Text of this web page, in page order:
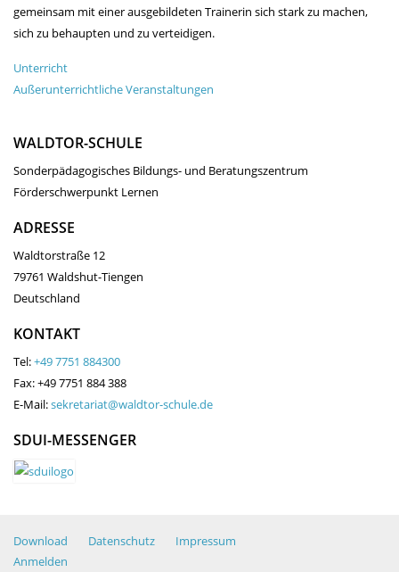
gemeinsam mit einer ausgebildeten Trainerin sich stark zu machen,
sich zu behaupten und zu verteidigen.
Unterricht
Außerunterrichtliche Veranstaltungen
WALDTOR-SCHULE
Sonderpädagogisches Bildungs- und Beratungszentrum
Förderschwerpunkt Lernen
ADRESSE
Waldtorstraße 12
79761 Waldshut-Tiengen
Deutschland
KONTAKT
Tel:+49 7751 884300
Fax: +49 7751 884 388
E-Mail:sekretariat@waldtor-schule.de
SDUI-MESSENGER
Download Datenschutz
Impressum
Anmelden